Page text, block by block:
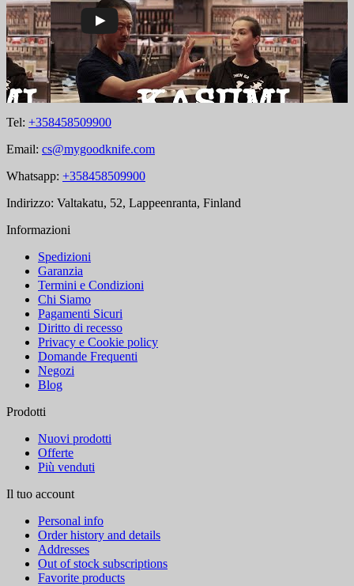
Tel: +358458509900
Email: cs@mygoodknife.com
Whatsapp: +358458509900
Indirizzo: Valtakatu, 52, Lappeenranta, Finland
Informazioni
Spedizioni
Garanzia
Termini e Condizioni
Chi Siamo
Pagamenti Sicuri
Diritto di recesso
Privacy e Cookie policy
Domande Frequenti
Negozi
Blog
Prodotti
Nuovi prodotti
Offerte
Più venduti
Il tuo account
Personal info
Order history and details
Addresses
Out of stock subscriptions
Favorite products